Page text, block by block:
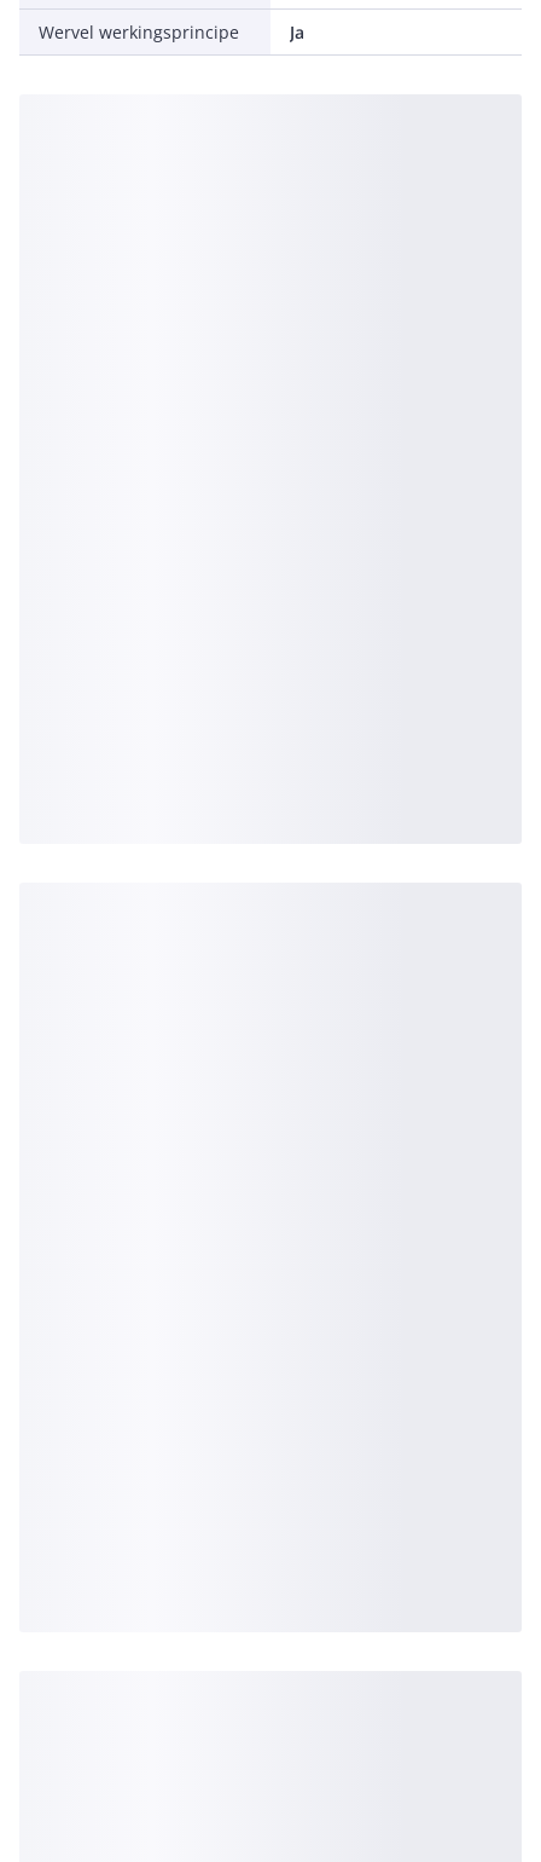
Wervel werkingsprincipe Ja